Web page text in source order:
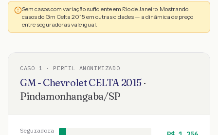
Sem casos com variação suficiente em Rio de Janeiro. Mostrando
casos do Gm Celta 2015 em outras cidades — a dinâmica de preço
entre seguradoras vale igual.
CASO 1 · PERFIL ANONIMIZADO
GM - ChevroletCELTA 2015 ·
Pindamonhangaba/SP
Seguradora